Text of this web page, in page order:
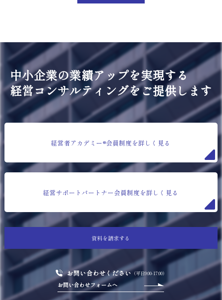
中小企業の業績アップを実現する
経営コンサルティングをご提供します
資料を請求する
お問い合わせください （平日9:00-17:00）
お問い合わせフォームへ
経営者アカデミー®会員制度を詳しく見る
経営サポートパートナー会員制度を詳しく見る